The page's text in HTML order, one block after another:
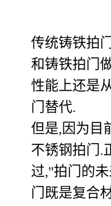
传统铸铁拍
和铸铁拍门
性能上还是
门替代.
但是,因为目
不锈钢拍门.
过,"拍门的
门既是复合